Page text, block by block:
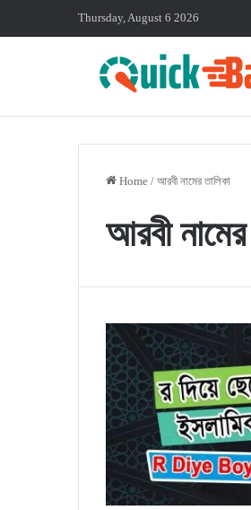
Thursday, August 6 2026
Home / আরবী নামের তালিকা
আরবী